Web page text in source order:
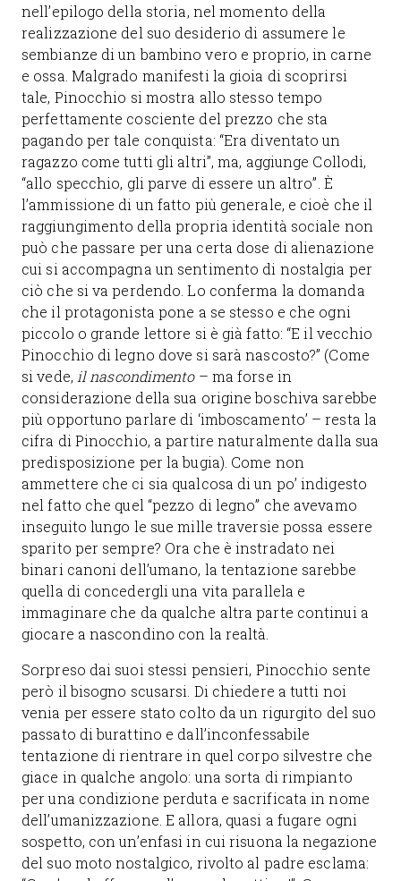
nell’epilogo della storia, nel momento della
realizzazione del suo desiderio di assumere le
sembianze di un bambino vero e proprio, in carne
e ossa. Malgrado manifesti la gioia di scoprirsi
tale, Pinocchio si mostra allo stesso tempo
perfettamente cosciente del prezzo che sta
pagando per tale conquista: “Era diventato un
ragazzo come tutti gli altri”, ma, aggiunge Collodi,
“allo specchio, gli parve di essere un altro”. È
l’ammissione di un fatto più generale, e cioè che il
raggiungimento della propria identità sociale non
può che passare per una certa dose di alienazione
cui si accompagna un sentimento di nostalgia per
ciò che si va perdendo. Lo conferma la domanda
che il protagonista pone a se stesso e che ogni
piccolo o grande lettore si è già fatto: “E il vecchio
Pinocchio di legno dove si sarà nascosto?” (Come
si vede, il nascondimento– ma forse in
considerazione della sua origine boschiva sarebbe
più opportuno parlare di ‘imboscamento’ – resta la
cifra di Pinocchio, a partire naturalmente dalla sua
predisposizione per la bugia). Come non
ammettere che ci sia qualcosa di un po’ indigesto
nel fatto che quel “pezzo di legno” che avevamo
inseguito lungo le sue mille traversie possa essere
sparito per sempre? Ora che è instradato nei
binari canoni dell’umano, la tentazione sarebbe
quella di concedergli una vita parallela e
immaginare che da qualche altra parte continui a
giocare a nascondino con la realtà.
Sorpreso dai suoi stessi pensieri, Pinocchio sente
però il bisogno scusarsi. Di chiedere a tutti noi
venia per essere stato colto da un rigurgito del suo
passato di burattino e dall’inconfessabile
tentazione di rientrare in quel corpo silvestre che
giace in qualche angolo: una sorta di rimpianto
per una condizione perduta e sacrificata in nome
dell’umanizzazione. E allora, quasi a fugare ogni
sospetto, con un’enfasi in cui risuona la negazione
del suo moto nostalgico, rivolto al padre esclama: